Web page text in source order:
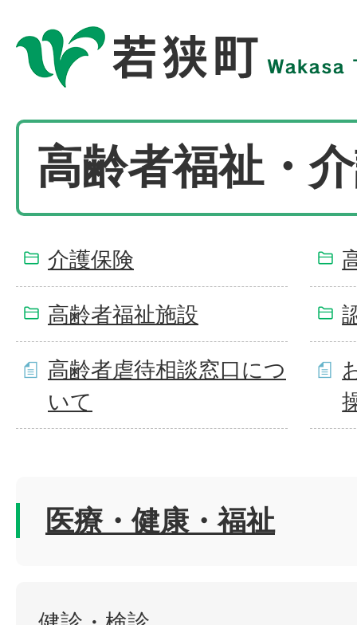
高齢者福祉・
介護保険
高齢者福祉施設
高齢者虐待相談窓口につ
いて
医療・健康・福祉